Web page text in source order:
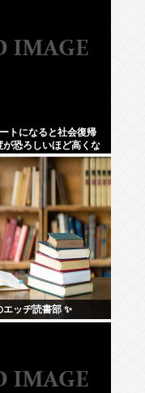
トになると社会復帰
が恐ろしいほど高くな
件
エッヂ読書部 ✨